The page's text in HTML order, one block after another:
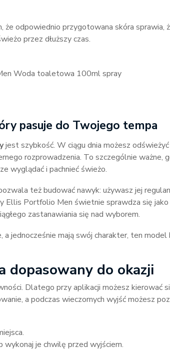
odpowiednio przygotowana skóra sprawia,
przez dłuższy czas.
Woda toaletowa 100ml spray
pasuje do Twojego tempa
jest szybkość. W ciągu dnia możesz
rozprowadzenia. To szczególnie ważne,
wyglądać i pachnieć świeżo.
też budować nawyk: używasz jej
Ellis Portfolio Men świetnie sprawdza się jako
zastanawiania się nad wyborem.
a jednocześnie mają swój charakter, ten model
dopasowany do okazji
Dlatego przy aplikacji możesz kierować
a podczas wieczornych wyjść możesz
wykonaj je chwilę przed wyjściem.